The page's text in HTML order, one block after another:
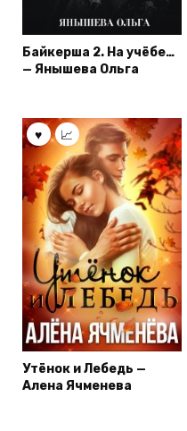
Байкерша 2. На учёбе…
— Янышева Ольга
Утёнок и Лебедь —
Алена Ячменева